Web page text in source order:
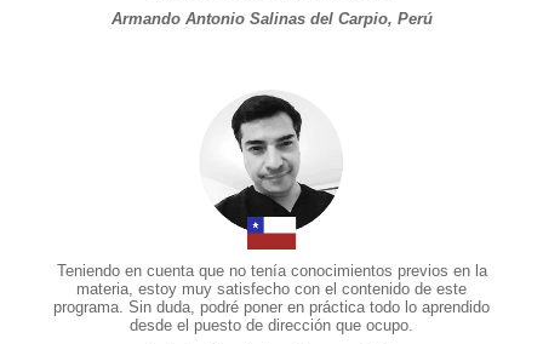
Armando Antonio Salinas del Carpio, Perú
Teniendo en cuenta que no tenía conocimientos previos en la
materia, estoy muy satisfecho con el contenido de este
programa. Sin duda, podré poner en práctica todo lo aprendido
desde el puesto de dirección que ocupo.